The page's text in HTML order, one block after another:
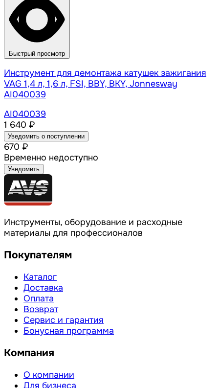
Быстрый просмотр
Инструмент для демонтажа катушек зажигания
VAG 1,4 л, 1,6 л, FSI, BBY, BKY, Jonnesway
AI040039
AI040039
1 640 ₽
Уведомить о поступлении
670 ₽
Временно недоступно
Уведомить
Инструменты, оборудование и расходные
материалы для профессионалов
Покупателям
Каталог
Доставка
Оплата
Возврат
Сервис и гарантия
Бонусная программа
Компания
О компании
Для бизнеса